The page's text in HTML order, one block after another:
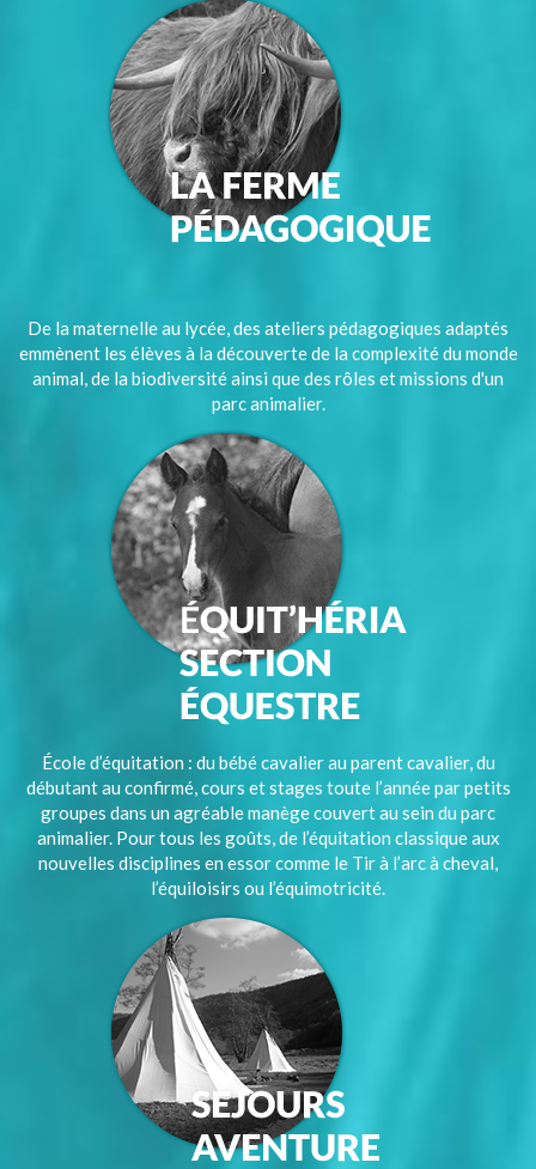
De la maternelle au lycée, des ateliers pédagogiques adaptés
emmènent les élèves à la découverte de la complexité du monde
animal, de la biodiversité ainsi que des rôles et missions d'un
parc animalier.
École d’équitation : du bébé cavalier au parent cavalier, du
débutant au confirmé, cours et stages toute l’année par petits
groupes dans un agréable manège couvert au sein du parc
animalier. Pour tous les goûts, de l’équitation classique aux
nouvelles disciplines en essor comme le Tir à l’arc à cheval,
l’équiloisirs ou l’équimotricité.